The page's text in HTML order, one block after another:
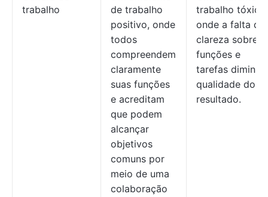
trabalho
de trabalho
positivo, onde
todos
compreendem
claramente
suas funções
e acreditam
que podem
alcançar
objetivos
comuns por
meio de uma
colaboração
trabalho tóxico,
onde a falta de
clareza sobre
funções e
tarefas diminui
qualidade do
resultado.